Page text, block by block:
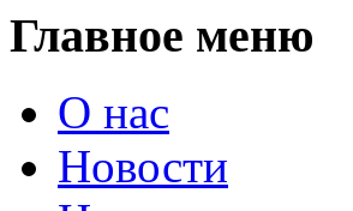
Главное меню
О нас
Новости